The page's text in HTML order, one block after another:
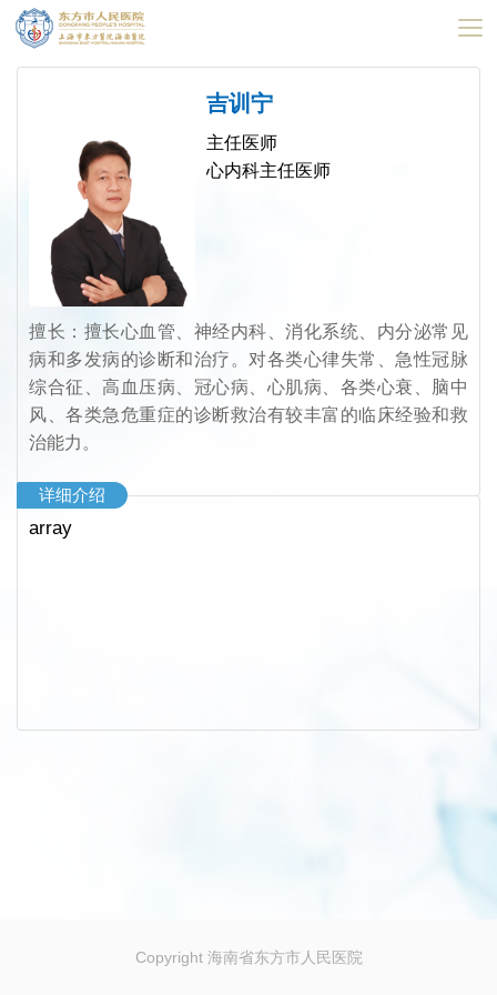
吉训宁
主任医师
心内科主任医师
擅长： 擅长心血管、神经内科、消化系统、内分泌常见
病和多发病的诊断和治疗。对各类心律失常、急性冠脉
综合征、高血压病、冠心病、心肌病、各类心衰、脑中
风、各类急危重症的诊断救治有较丰富的临床经验和救
治能力。
详细介绍
array
Copyright 海南省东方市人民医院